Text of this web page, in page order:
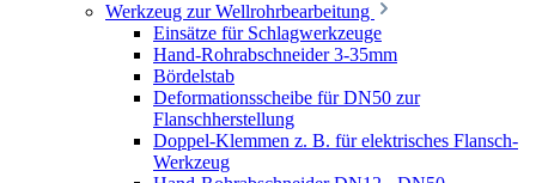
Werkzeug zur Wellrohrbearbeitung
Einsätze für Schlagwerkzeuge
Hand-Rohrabschneider 3-35mm
Bördelstab
Deformationsscheibe für DN50 zur
Flanschherstellung
Doppel-Klemmen z. B. für elektrisches Flansch-
Werkzeug